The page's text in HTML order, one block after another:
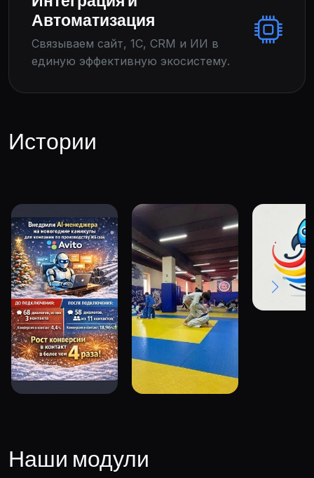
Автоматизация
Связываем сайт, 1С, CRM и ИИ в
единую эффективную экосистему.
Истории
Наши модули